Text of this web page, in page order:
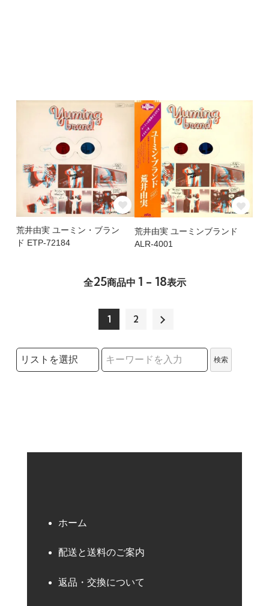
荒井由実 ユーミン・ブラン
ド ETP-72184
荒井由実 ユーミンブランド
ALR-4001
全25商品中 1 - 18表示
1 2
検索リストの選択
検索
ホーム
配送と送料のご案内
返品・交換について